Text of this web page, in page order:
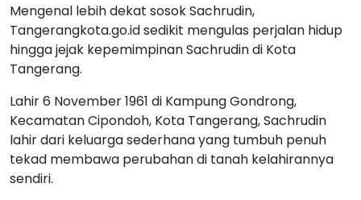
Mengenal lebih dekat sosok Sachrudin,
Tangerangkota.go.id sedikit mengulas perjalan hidup
hingga jejak kepemimpinan Sachrudin di Kota
Tangerang.
Lahir 6 November 1961 di Kampung Gondrong,
Kecamatan Cipondoh, Kota Tangerang, Sachrudin
lahir dari keluarga sederhana yang tumbuh penuh
tekad membawa perubahan di tanah kelahirannya
sendiri.